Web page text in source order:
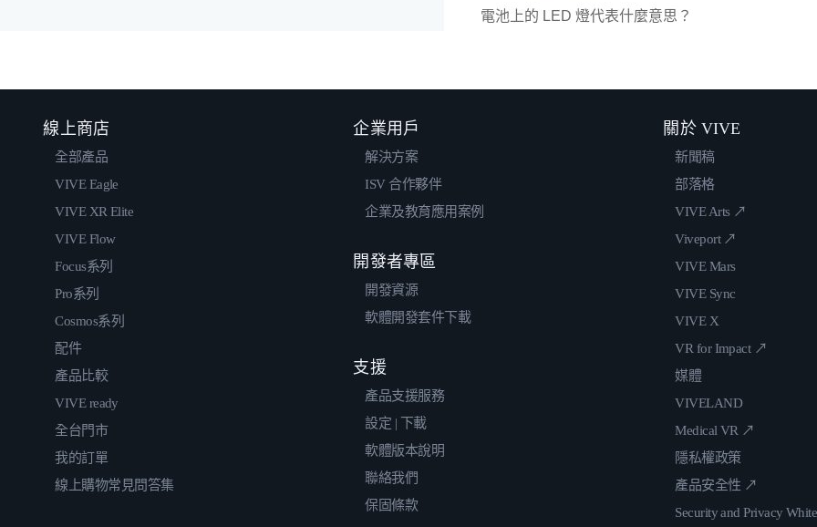
電池上的 LED 燈代表什麼意思？
線上商店
全部產品
VIVE Eagle
VIVE XR Elite
VIVE Flow
Focus系列
Pro系列
Cosmos系列
配件
產品比較
VIVE ready
全台門市
我的訂單
線上購物常見問答集
企業用戶
解決方案
ISV 合作夥伴
企業及教育應用案例
開發者專區
開發資源
軟體開發套件下載
支援
產品支援服務
設定 | 下載
軟體版本說明
聯絡我們
保固條款
關於 VIVE
新聞稿
部落格
VIVE Arts ↗
Viveport ↗
VIVE Mars
VIVE Sync
VIVE X
VR for Impact ↗
媒體
VIVELAND
Medical VR ↗
隱私權政策
產品安全性 ↗
Security and Privacy